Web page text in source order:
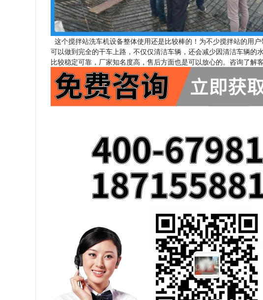
这个搅拌站洗车机设备整体使用还是比较棒的！为不少搅拌站的用
可以做到完全的干车上路，不仅仅清洁车辆，还会减少因清洁车辆
比较稳定可靠，厂家知名度高，售后方面也是可以放心的。咨询了解客